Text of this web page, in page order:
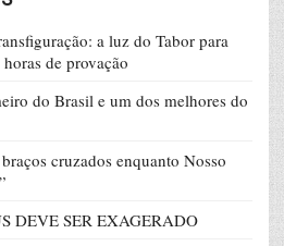
a luz do Tabor para
de provação
do Brasil e um dos melhores do
cruzados enquanto Nosso
DEVE SER EXAGERADO